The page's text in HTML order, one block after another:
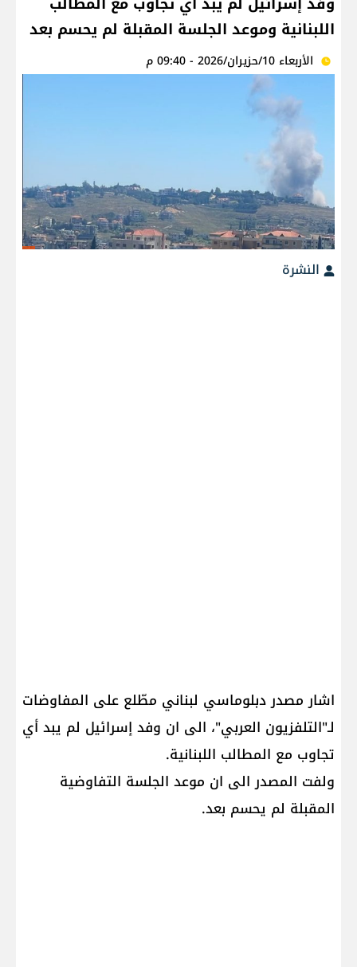
اللبنانية وموعد الجلسة المقبلة لم يحسم بعد
الأربعاء 10/حزيران/2026 - 09:40 م
النشرة
اشار مصدر دبلوماسي ​لبنان​ي مطّلع على المفاوضات
لـ"التلفزيون العربي"، الى ان وفد ​إسرائيل​ لم يبد أي
تجاوب مع المطالب اللبنانية.
ولفت المصدر الى ان موعد الجلسة التفاوضية
المقبلة لم يحسم بعد.